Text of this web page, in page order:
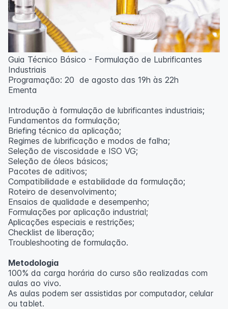
Guia Técnico Básico - Formulação de Lubrificantes
Industriais
Programação: 20 de agosto das 19h às 22h
Ementa
Introdução à formulação de lubrificantes industriais;
Fundamentos da formulação;
Briefing técnico da aplicação;
Regimes de lubrificação e modos de falha;
Seleção de viscosidade e ISO VG;
Seleção de óleos básicos;
Pacotes de aditivos;
Compatibilidade e estabilidade da formulação;
Roteiro de desenvolvimento;
Ensaios de qualidade e desempenho;
Formulações por aplicação industrial;
Aplicações especiais e restrições;
Checklist de liberação;
Troubleshooting de formulação.
Metodologia
100% da carga horária do curso são realizadas com
aulas ao vivo.
As aulas podem ser assistidas por computador, celular
ou tablet.